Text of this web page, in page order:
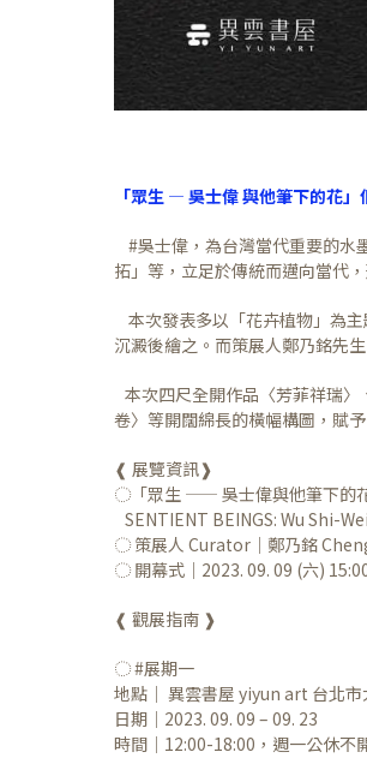
「眾生 — 吳士偉 與他筆下的花」
#吳士偉，為台灣當代重要的水
拓」等，立足於傳統而邁向當代
本次發表多以「花卉植物」為
沉澱後繪之。而策展人鄭乃銘先
本次四尺全開作品〈芳菲祥瑞
卷〉等開闊綿長的橫幅構圖，賦
❰ ​展覽資訊❱
◌「眾生 —— 吳士偉與他筆下的花
SENTIENT BEINGS: Wu Shi-
◌ 策展人 Curator｜鄭乃銘
​◌ 開幕式｜2023. 09. 09 (六)
❰ 觀展指南 ❱
◌ #展期一
地點｜ 異雲書屋 yiyun art 台北
日期｜2023. 09. 09 – 09. 23
時間｜12:00-18:00，週一公休不